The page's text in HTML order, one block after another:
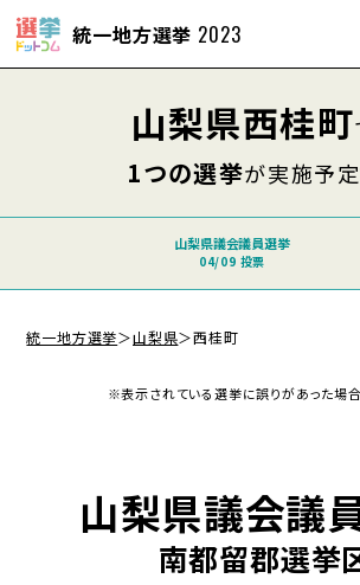
統一地方選挙 2023
山梨県西桂町
1つの選挙が実施予
山梨県議会議員選挙
04/09 投票
統一地方選挙＞山梨県＞西桂町
※表示されている選挙に誤りがあった場
山梨県議会議
南都留郡選挙